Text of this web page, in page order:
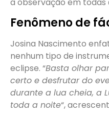
a observação em todas
Fenômeno de
Josina Nascimento
nenhum tipo de
eclipse. “Basta olhar
certo e desfrutar do
durante a lua cheia, a
toda a noite“,